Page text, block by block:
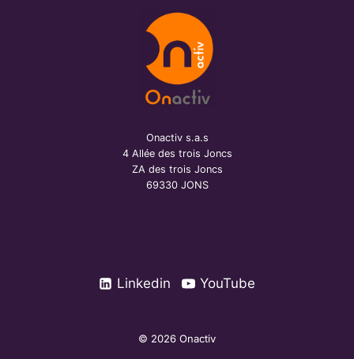
Onactiv s.a.s
4 Allée des trois Joncs
ZA des trois Joncs
69330 JONS
Linkedin YouTube
© 2026 Onactiv